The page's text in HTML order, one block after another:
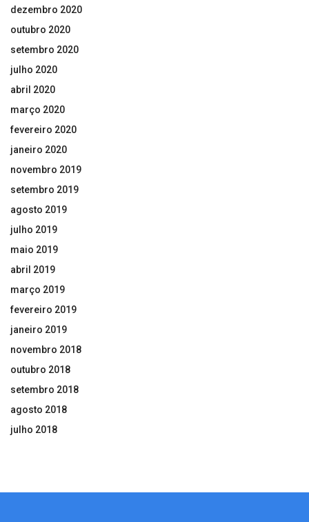
dezembro 2020
outubro 2020
setembro 2020
julho 2020
abril 2020
março 2020
fevereiro 2020
janeiro 2020
novembro 2019
setembro 2019
agosto 2019
julho 2019
maio 2019
abril 2019
março 2019
fevereiro 2019
janeiro 2019
novembro 2018
outubro 2018
setembro 2018
agosto 2018
julho 2018